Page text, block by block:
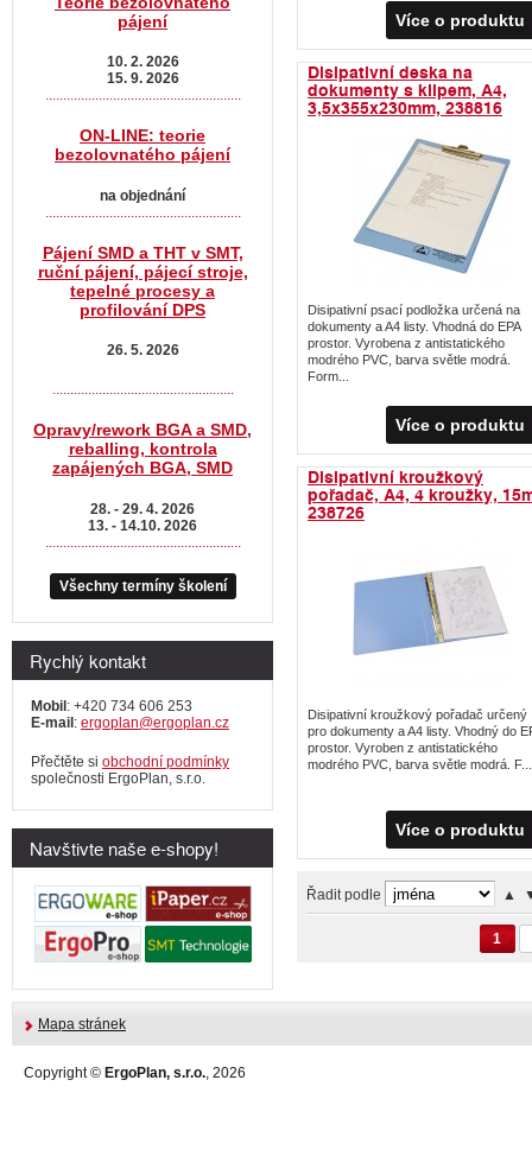
Více o produktu
Disipativní deska na
dokumenty s klipem, A4,
3,5x355x230mm, 238816
Disipativní psací podložka určená na
dokumenty a A4 listy. Vhodná do EPA
prostor. Vyrobena z antistatického
modrého PVC, barva světle modrá.
Form...
Více o produktu
Disipativní kroužkový
pořadač, A4, 4 kroužky,
238726
Disipativní kroužkový pořadač určený
pro dokumenty a A4 listy. Vhodný do
prostor. Vyroben z antistatického
modrého PVC, barva světle modrá. F...
Více o produktu
Řadit podle ▲
1
pájení
10. 2. 2026
15. 9. 2026
.......................................................
ON-LINE: teorie
bezolovnatého pájení
na objednání
Pájení SMD a THT v SMT,
ruční pájení, pájecí stroje,
tepelné procesy a
profilování DPS
26. 5. 2026
...................................................
Opravy/rework BGA a SMD,
reballing, kontrola
zapájených BGA, SMD
28. - 29. 4. 2026
13. - 14.10. 2026
Všechny termíny školení
Rychlý kontakt
Mobil: +420 734 606 253
E-mail: ergoplan@ergoplan.cz
Přečtěte si obchodní podmínky
společnosti ErgoPlan, s.r.o.
Navštivte naše e-shopy!
Mapa stránek
Copyright © ErgoPlan, s.r.o., 2026